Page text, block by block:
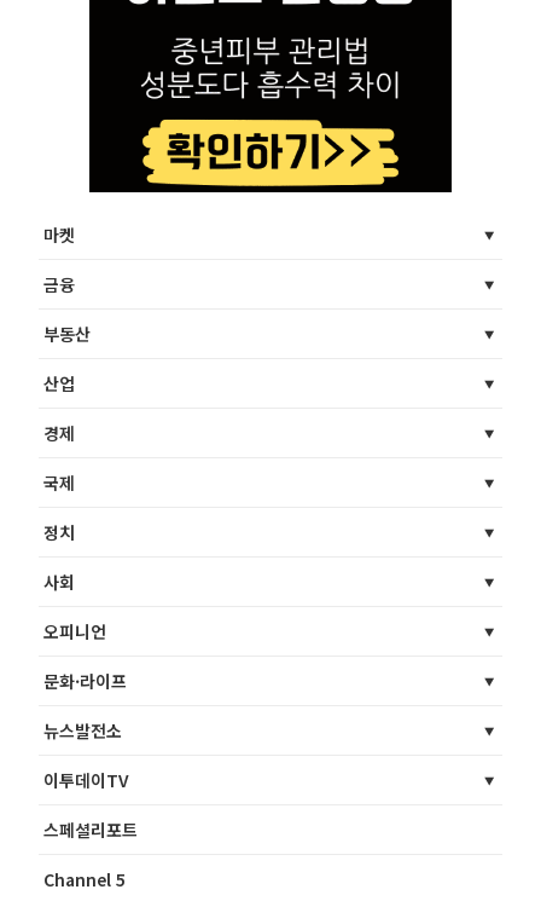
마켓
금융
부동산
산업
경제
국제
정치
사회
오피니언
문화·라이프
뉴스발전소
이투데이TV
스페셜리포트
Channel 5